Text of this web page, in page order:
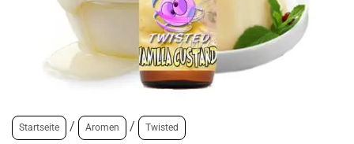
Startseite / Aromen / Twisted